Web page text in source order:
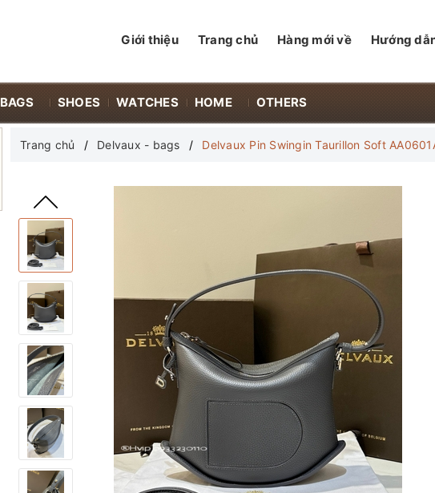
Giới thiệu Trang chủ Hàng mới về Hướng
BAGS SHOES WATCHES HOME OTHERS
Trang chủ Delvaux - bags Delvaux Pin Swingin Taurillon Soft